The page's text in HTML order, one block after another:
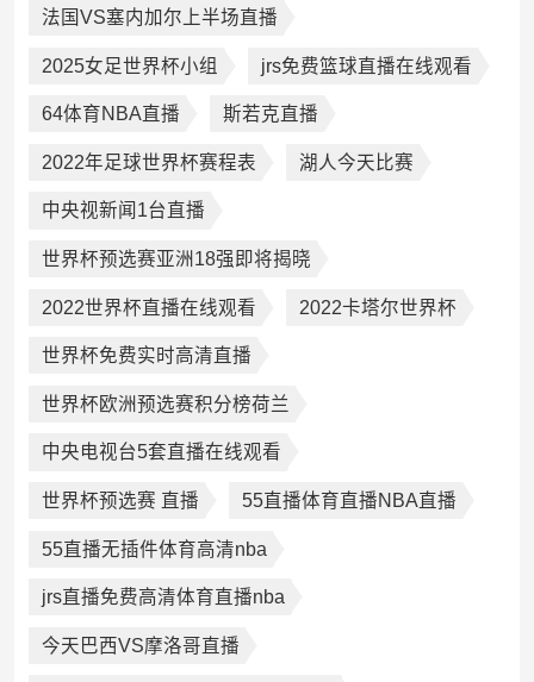
法国VS塞内加尔上半场直播
2025女足世界杯小组 jrs免费篮球直播在线观看
64体育NBA直播 斯若克直播
2022年足球世界杯赛程表 湖人今天比赛
中央视新闻1台直播
世界杯预选赛亚洲18强即将揭晓
2022世界杯直播在线观看 2022卡塔尔世界杯
世界杯免费实时高清直播
世界杯欧洲预选赛积分榜荷兰
中央电视台5套直播在线观看
世界杯预选赛 直播 55直播体育直播NBA直播
55直播无插件体育高清nba
jrs直播免费高清体育直播nba
今天巴西VS摩洛哥直播